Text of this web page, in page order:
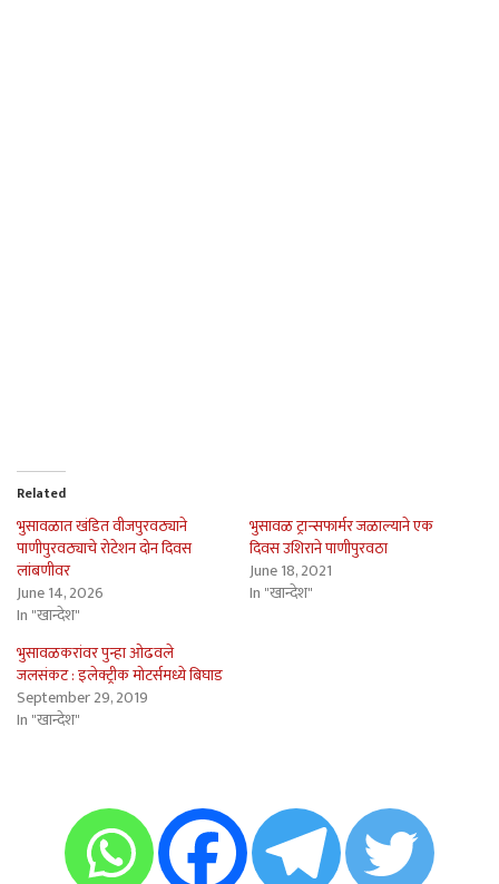
Related
भुसावळात खंडित वीजपुरवठ्याने
पाणीपुरवठ्याचे रोटेशन दोन दिवस
लांबणीवर
June 14, 2026
In "खान्देश"
भुसावळ ट्रान्सफार्मर जळाल्याने एक
दिवस उशिराने पाणीपुरवठा
June 18, 2021
In "खान्देश"
भुसावळकरांवर पुन्हा ओढवले
जलसंकट : इलेक्ट्रीक मोटर्समध्ये बिघाड
September 29, 2019
In "खान्देश"